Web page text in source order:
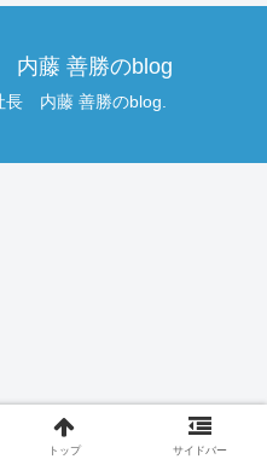
内藤 善勝のblog
長 内藤 善勝のblog.
トップ サイドバー